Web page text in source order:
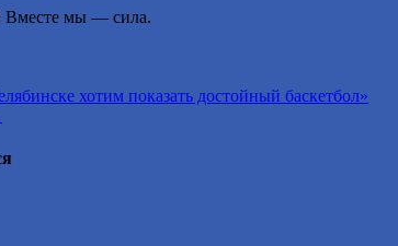
Вместе мы — сила.
хотим показать достойный баскетбол»